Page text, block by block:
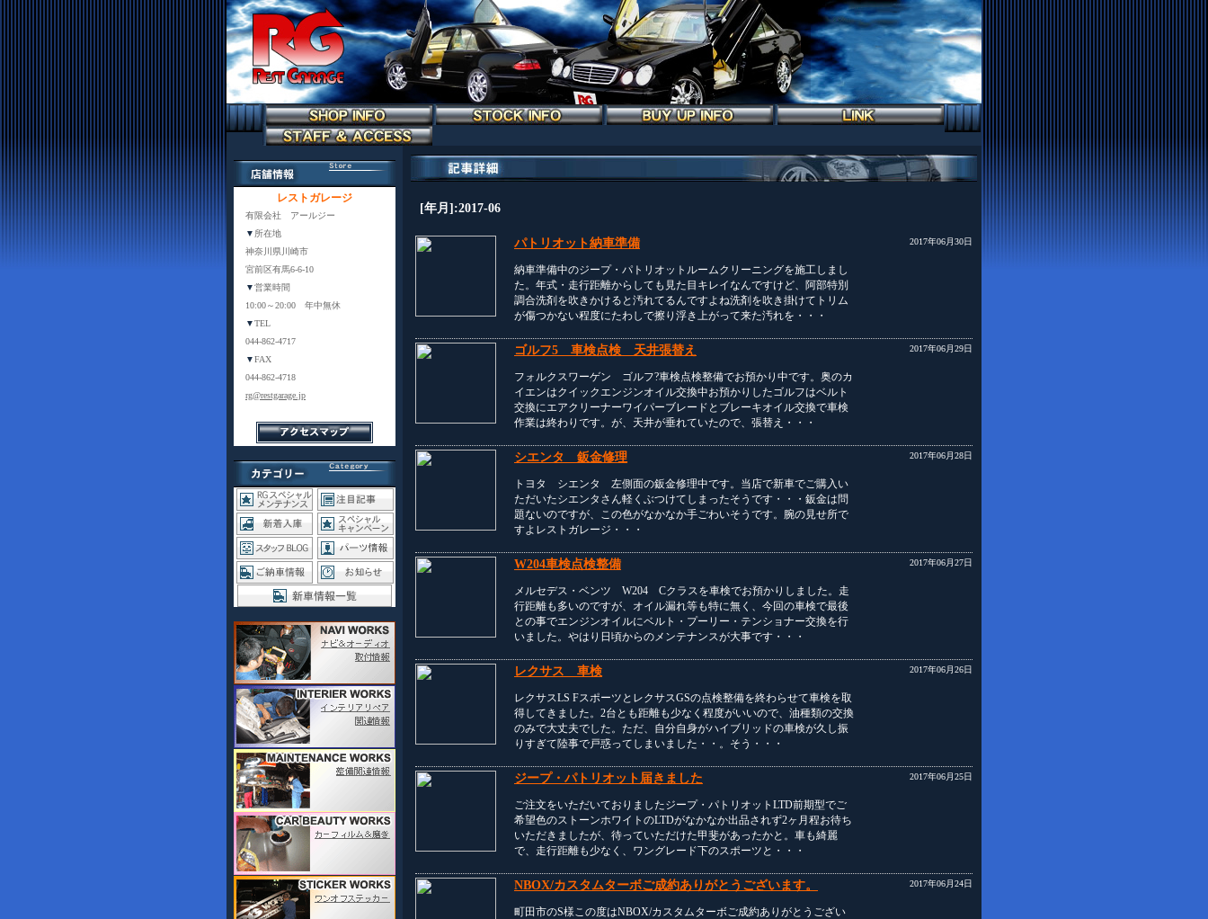
レストガレージ
有限会社 アールジー
▼ 所在地
神奈川県川崎市
宮前区有馬6-6-10
▼営業時間
10:00～20:00 年中無休
▼TEL
044-862-4717
▼FAX
044-862-4718
rg@restgarage.jp
[年月]:2017-06
パトリオット納車準備
納車準備中のジープ・パトリオットルームクリーニングを施工しまし
た。年式・走行距離からしても見た目キレイなんですけど、阿部特別
調合洗剤を吹きかけると汚れてるんですよね洗剤を吹き掛けてトリム
が傷つかない程度にたわしで擦り浮き上がって来た汚れを・・・
2017年06月30日
ゴルフ5 車検点検 天井張替え
フォルクスワーゲン ゴルフ?車検点検整備でお預かり中です。奥のカ
イエンはクイックエンジンオイル交換中お預かりしたゴルフはベルト
交換にエアクリーナーワイパーブレードとブレーキオイル交換で車検
作業は終わりです。が、天井が垂れていたので、張替え・・・
2017年06月29日
シエンタ 鈑金修理
トヨタ シエンタ 左側面の鈑金修理中です。当店で新車でご購入い
ただいたシエンタさん軽くぶつけてしまったそうです・・・鈑金は問
題ないのですが、この色がなかなか手ごわいそうです。腕の見せ所で
すよレストガレージ・・・
2017年06月28日
W204車検点検整備
メルセデス・ベンツ W204 Cクラスを車検でお預かりしました。走
行距離も多いのですが、オイル漏れ等も特に無く、今回の車検で最後
との事でエンジンオイルにベルト・プーリー・テンショナー交換を行
いました。やはり日頃からのメンテナンスが大事です・・・
2017年06月27日
レクサス 車検
レクサスLS FスポーツとレクサスGSの点検整備を終わらせて車検を取
得してきました。2台とも距離も少なく程度がいいので、油種類の交換
のみで大丈夫でした。ただ、自分自身がハイブリッドの車検が久し振
りすぎて陸事で戸惑ってしまいました・・。そう・・・
2017年06月26日
ジープ・パトリオット届きました
ご注文をいただいておりましたジープ・パトリオットLTD前期型でご
希望色のストーンホワイトのLTDがなかなか出品されず2ヶ月程お待ち
いただきましたが、待っていただけた甲斐があったかと。車も綺麗
で、走行距離も少なく、ワングレード下のスポーツと・・・
2017年06月25日
NBOX/カスタムターボご成約ありがとうございます。
町田市のS様この度はNBOX/カスタムターボご成約ありがとうござい
2017年06月24日